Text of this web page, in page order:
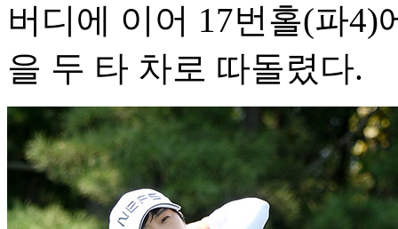
버디에 이어 17번홀(파4)
을 두 타 차로 따돌렸다.